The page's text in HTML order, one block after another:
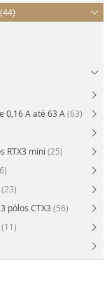
(44)
0,16 A até 63 A (63)
RTX3 mini (25)
(23)
pólos CTX3 (56)
(11)